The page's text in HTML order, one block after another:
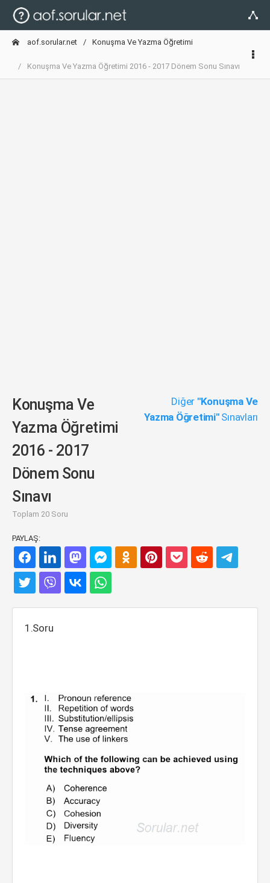
aof.sorular.net Konuşma Ve Yazma Öğretimi
Konuşma Ve Yazma Öğretimi 2016 - 2017 Dönem Sonu Sınavı
Konuşma Ve
Yazma Öğretimi
2016 - 2017
Dönem Sonu
Sınavı
Toplam 20 Soru
Diğer "Konuşma Ve
Yazma Öğretimi"Sınavları
PAYLAŞ:
1.Soru